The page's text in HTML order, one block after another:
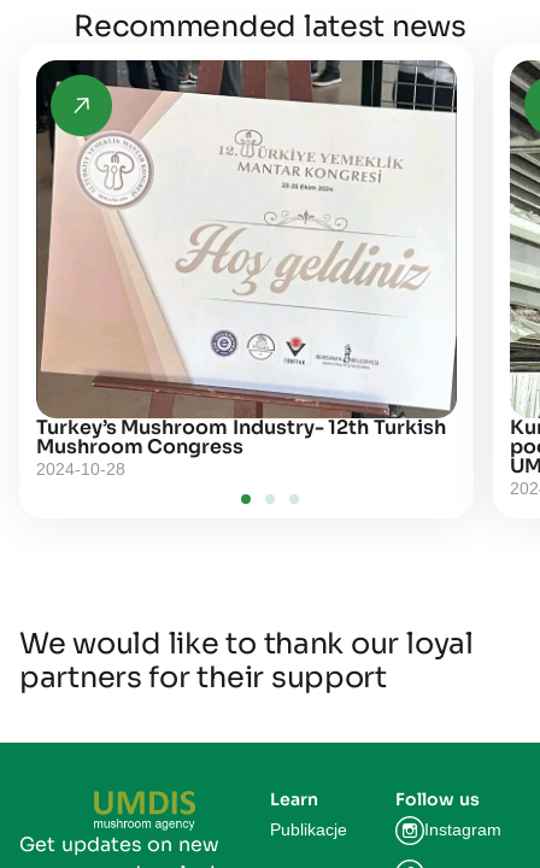
Recommended latest news
Turkey’s Mushroom Industry- 12th Turkish
Mushroom Congress
2024-10-28
We would like to thank our loyal
partners for their support
Get updates on new
Learn
Publikacje
Follow us
Instagram